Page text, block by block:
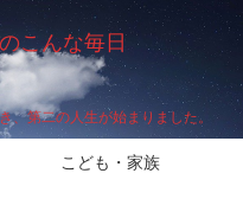
こんな毎日
、第二の人生が始まりました。
こども・家族